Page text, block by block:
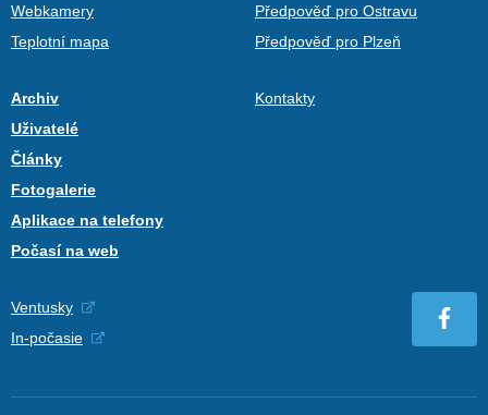
Webkamery
Teplotní mapa
Předpověď pro Ostravu
Předpověď pro Plzeň
Archiv
Uživatelé
Články
Fotogalerie
Aplikace na telefony
Počasí na web
Kontakty
Ventusky
In-počasie